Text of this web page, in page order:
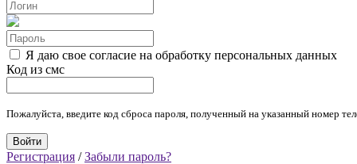
Я даю свое согласие на обработку персональных данных
Код из смс
Пожалуйста, введите код сброса пароля, полученный на указанный номер
Регистрация /Забыли пароль?